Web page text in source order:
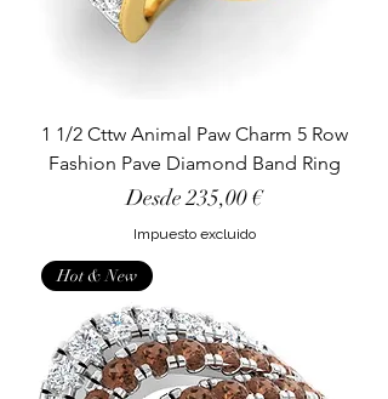
1 1/2 Cttw Animal Paw Charm 5 Row
Fashion Pave Diamond Band Ring
Desde235,00 €
Precio de oferta
Impuesto excluido
Hot & New